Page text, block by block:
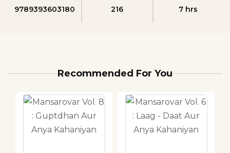
9789393603180 216 7 hrs
Recommended For You